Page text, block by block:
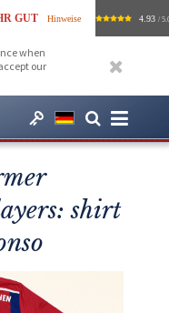
GUT Hinweise 4.93 /
when
our
shirt